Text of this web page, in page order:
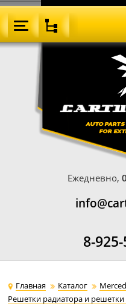
Ежедневно,
8-
Главная Каталог
Решетки радиатора и